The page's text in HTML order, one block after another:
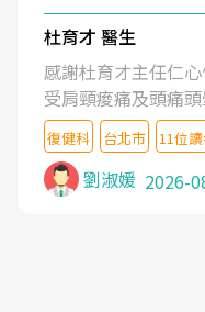
杜育才 醫生
感謝杜育才主任仁
受肩頸痠痛及頭痛
檢查,也嘗試過西醫
沒有用,後來連吃到
症狀,沒多久就痛起
台灣親友介紹忠孝
復健科 台北市 11位
劉淑媛 2026-